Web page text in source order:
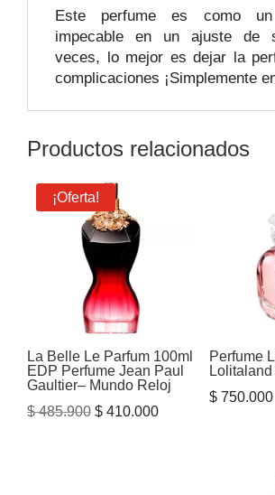
Este perfume es como un
impecable en un ajuste de
veces, lo mejor es dejar la
complicaciones ¡Simplemente
Productos relacionados
¡Oferta!
La Belle Le Parfum 100ml
EDP Perfume Jean Paul
Gaultier– Mundo Reloj
$485.900 El
$ 410.000El
Perfume
$750.000